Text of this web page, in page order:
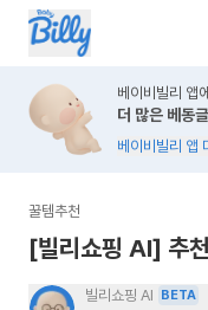
베이비빌리 앱
더 많은 베동
베이비빌리 앱
꿀템추천
[빌리쇼핑 AI] 추
빌리쇼핑 AI BETA